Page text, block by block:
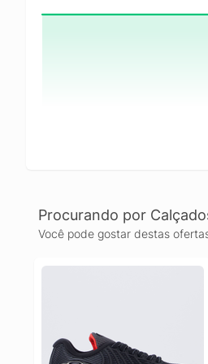
Procurando por
Você pode gostar destas